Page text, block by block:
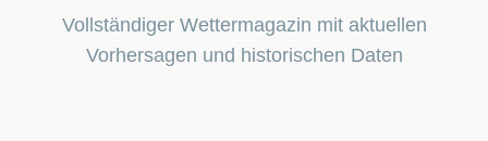
Vollständiger Wettermagazin mit aktuellen
Vorhersagen und historischen Daten